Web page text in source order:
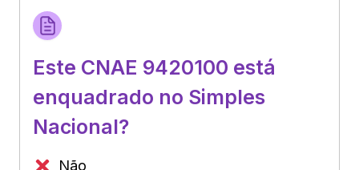
Este CNAE 9420100 está
enquadrado no Simples
Nacional?
Não